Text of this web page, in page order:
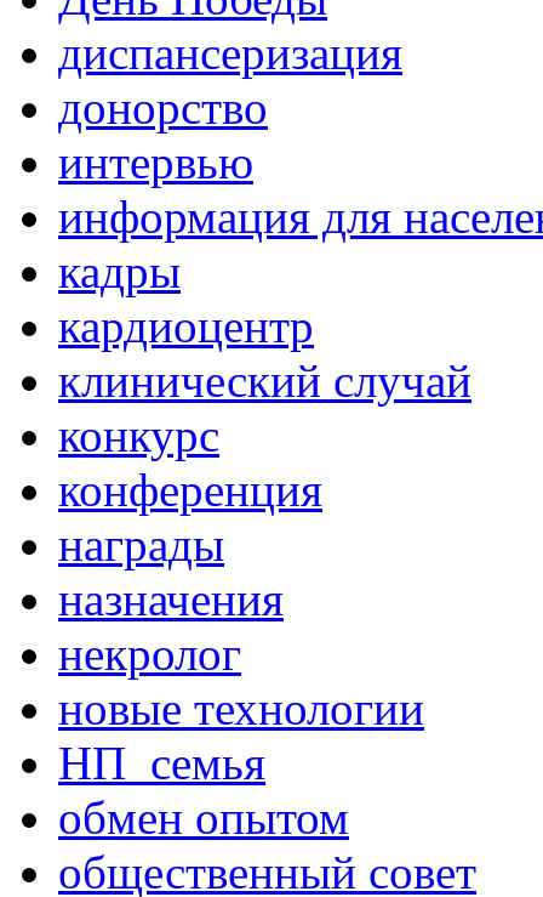
диспансеризация
донорство
интервью
информация для
кадры
кардиоцентр
клинический случай
конкурс
конференция
награды
назначения
некролог
новые технологии
НП_семья
обмен опытом
общественный совет